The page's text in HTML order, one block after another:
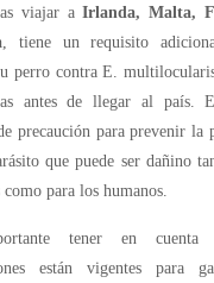
viajar aIrlanda, Malta,
, tiene un requisito
perro contra E.
antes de llegar al país.
precaución para prevenir la
que puede ser dañino
para los humanos.
tener en cuenta
están vigentes para